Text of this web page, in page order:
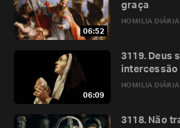
06:52
HOMILIA DIÁRIA
graça
06:09
HOMILIA DIÁRIA
3119. Deus
intercessão
3118. Não